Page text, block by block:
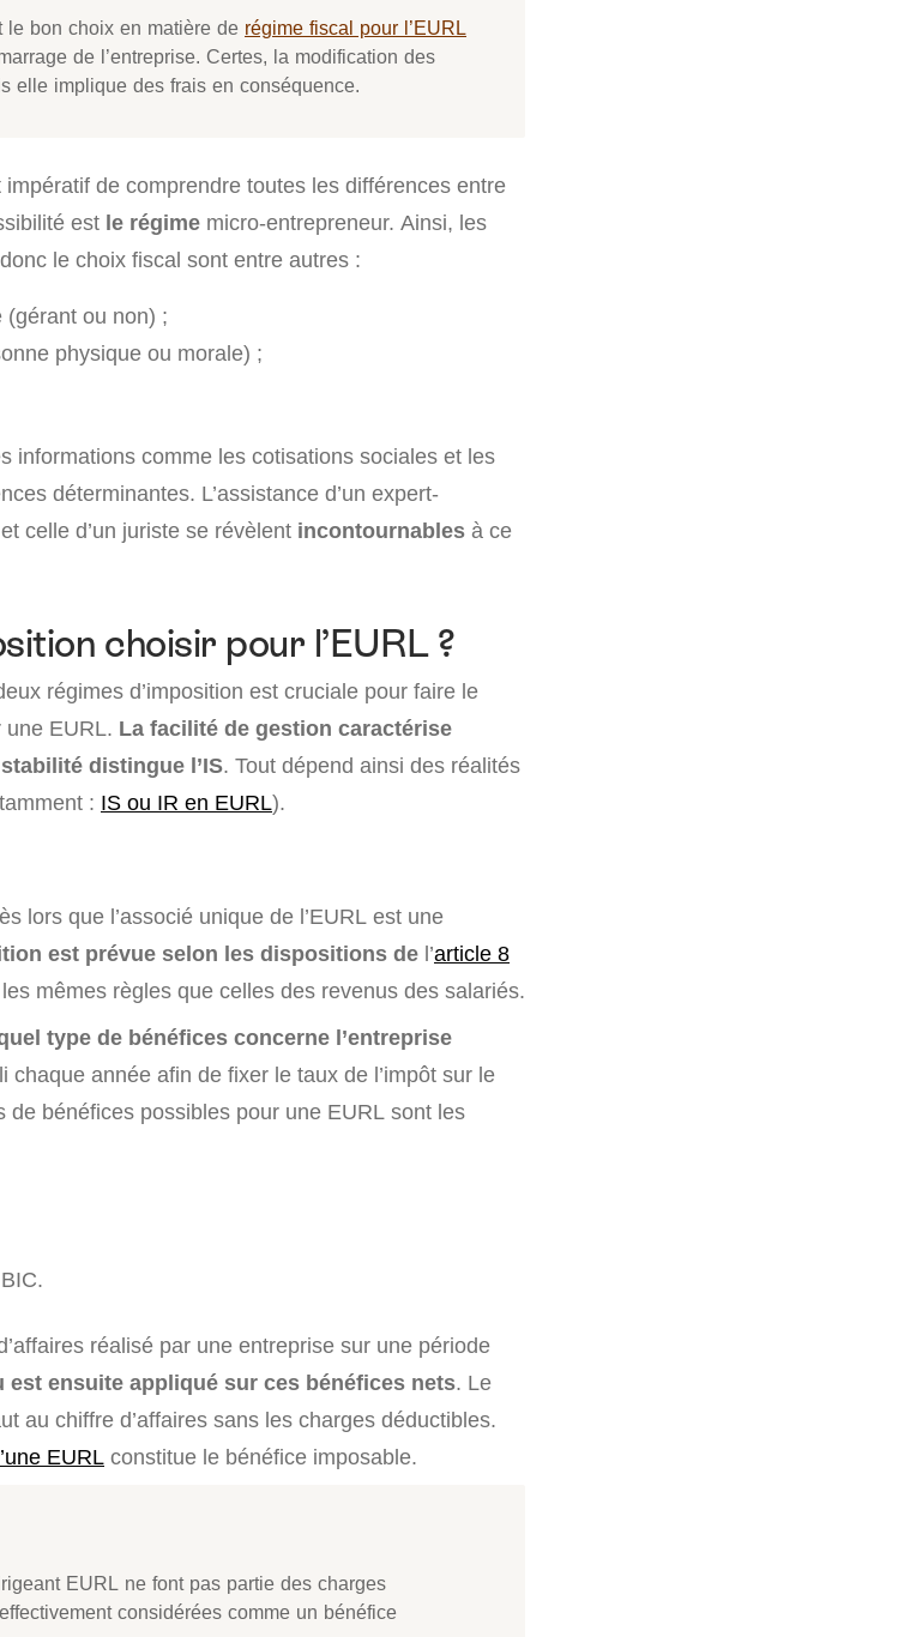
le bon choix en matière de régime fiscal pour l’EURL
de l’entreprise. Certes, la modification des
elle implique des frais en conséquence.
impératif de comprendre toutes les différences entre
est le régime micro-entrepreneur. Ainsi, les
le choix fiscal sont entre autres :
(gérant ou non) ;
physique ou morale) ;
informations comme les cotisations sociales et les
déterminantes. L’assistance d’un expert-
celle d’un juriste se révèlent incontournables à ce
choisir pour l’EURL ?
régimes d’imposition est cruciale pour faire le
une EURL. La facilité de gestion caractérise
distingue l’IS. Tout dépend ainsi des réalités
: IS ou IR en EURL).
lors que l’associé unique de l’EURL est une
est prévue selon les dispositions de l’article 8
mêmes règles que celles des revenus des salariés.
type de bénéfices concerne l’entreprise
chaque année afin de fixer le taux de l’impôt sur le
de bénéfices possibles pour une EURL sont les
réalisé par une entreprise sur une période
est ensuite appliqué sur ces bénéfices nets. Le
au chiffre d’affaires sans les charges déductibles.
EURL constitue le bénéfice imposable.
EURL ne font pas partie des charges
considérées comme un bénéfice